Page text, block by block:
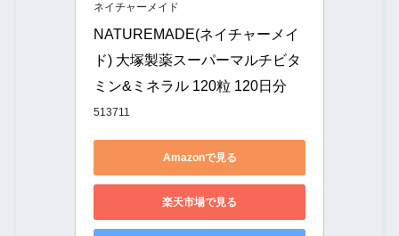
ネイチャーメイド
NATUREMADE(ネイチャーメイ
ド) 大塚製薬スーパーマルチビタ
ミン&ミネラル 120粒 120日分
513711
Amazonで見る
楽天市場で見る